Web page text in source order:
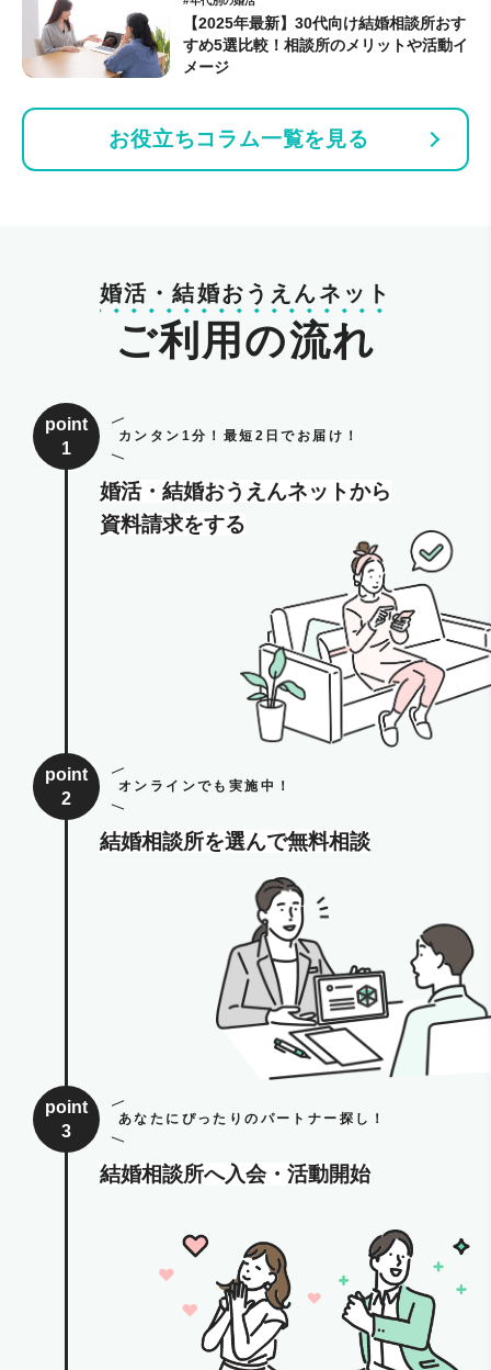
【2025年最新】30代向け結婚相談所おす
すめ5選比較！相談所のメリットや活動イ
メージ
お役立ちコラム一覧を見る
婚活・結婚おうえんネット
ご利用の流れ
point
1
カンタン1分！最短2日でお届け！
婚活・結婚おうえんネットから
資料請求をする
point
2
オンラインでも実施中！
結婚相談所を選んで無料相談
point
3
あなたにぴったりのパートナー探し！
結婚相談所へ入会・活動開始